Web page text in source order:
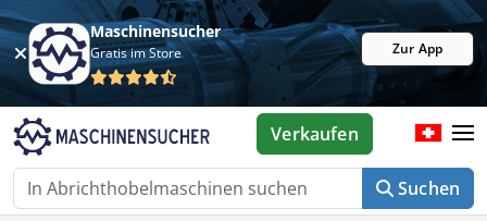
Maschinensucher
Gratis im Store Zur App
Suchen
Verkaufen